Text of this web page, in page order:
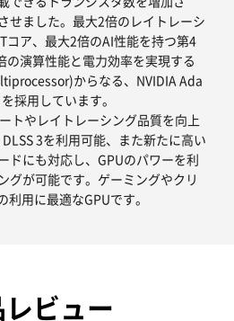
せました。最大2倍のレイトレーシ
コア、最大2倍のAI性能を持つ第4
演算性能と電力効率を実現する
からなる、NVIDIA Ada
採用しています。
トやレイトレーシング品質を向上
3を利用可能、また新たに高い
ドにも対応し、GPUのパワーを利
グが可能です。ゲーミングやクリ
用に最適なGPUです。
ビュー